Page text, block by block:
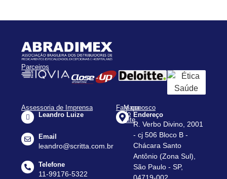
Parceiros
Assessoria de Imprensa
Leandro Luize
Email
leandro@scritta.com.br
Telefone
11-99176-5322
Mapa
do
Site
Apresentação
Assessorias
Agenda
Fale conosco
Endereço
R. Verbo Divino, 2001
- cj 506 Bloco B -
Chácara Santo
Antônio (Zona Sul),
São Paulo - SP,